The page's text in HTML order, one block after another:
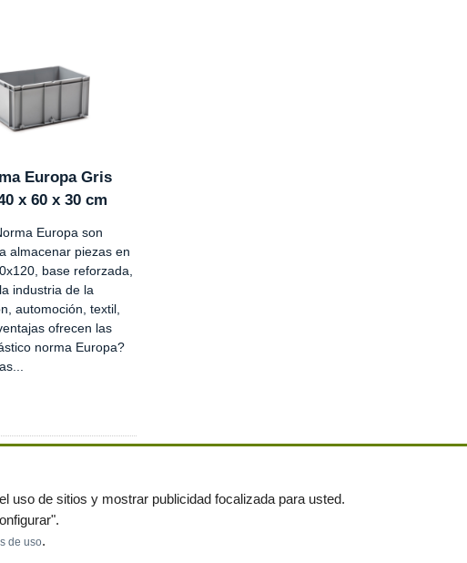
Europa Gris
x 60 x 30 cm
Europa son
almacenar piezas en
base reforzada,
industria de la
automoción, textil,
ofrecen las
norma Europa?
web|Preguntas frecuentes
uso de sitios y mostrar publicidad focalizada para usted.
de uso.